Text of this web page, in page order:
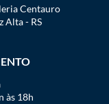
Centauro
Alta - RS
às 18h